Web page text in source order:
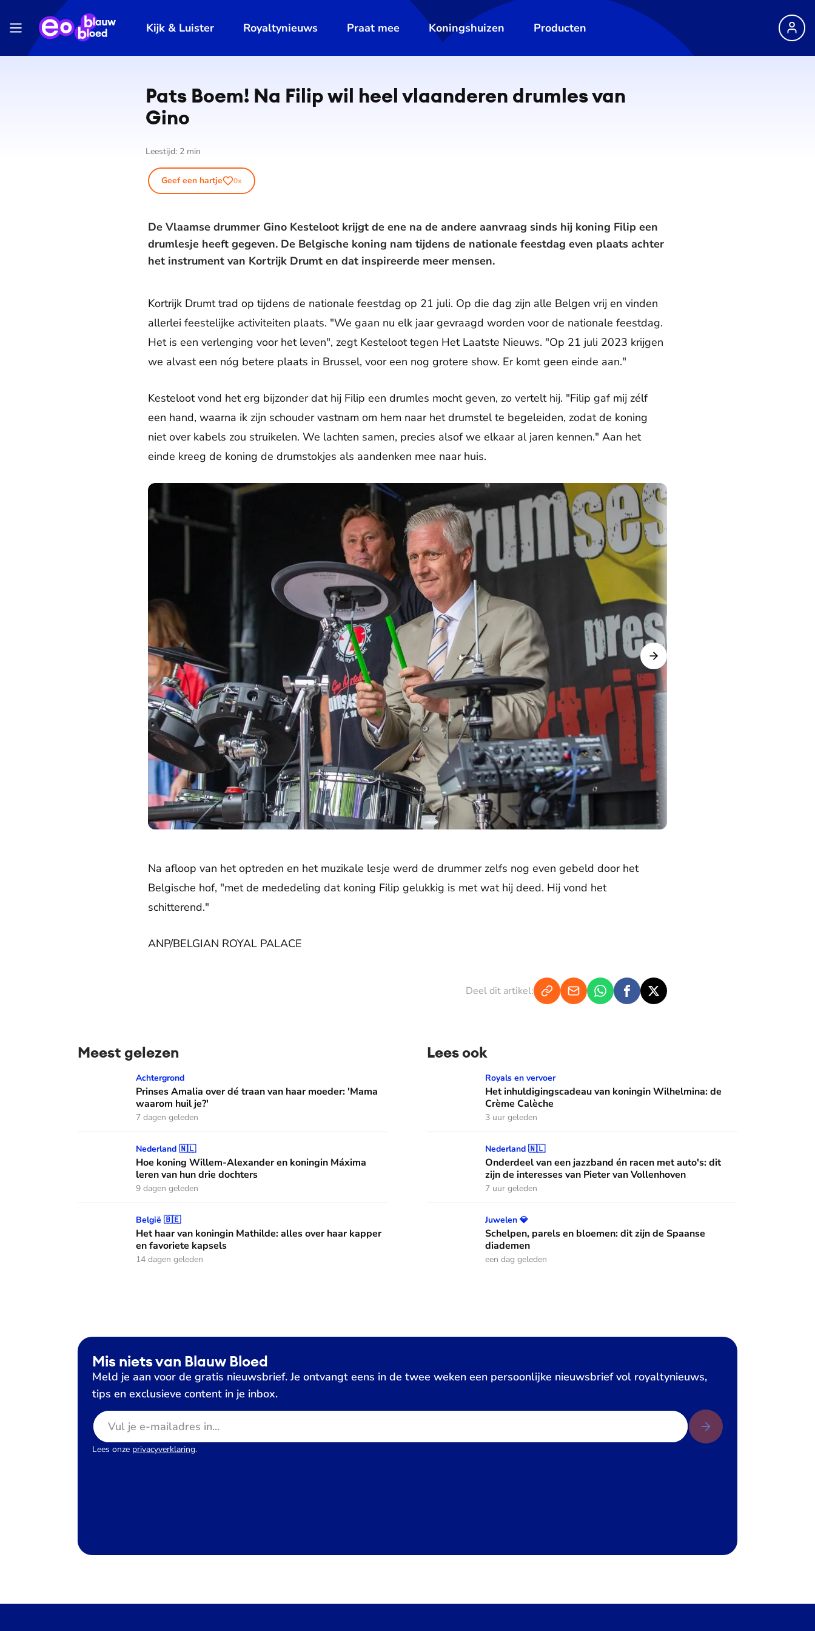
Kijk & Luister Royaltynieuws Praat mee Koningshuizen Producten
Pats Boem! Na Filip wil heel vlaanderen drumles van
Gino
Leestijd: 2 min
Geef een hartje 0x
De Vlaamse drummer Gino Kesteloot krijgt de ene na de andere aanvraag sinds hij koning Filip een
drumlesje heeft gegeven. De Belgische koning nam tijdens de nationale feestdag even plaats achter
het instrument van Kortrijk Drumt en dat inspireerde meer mensen.
Kortrijk Drumt trad op tijdens de nationale feestdag op 21 juli. Op die dag zijn alle Belgen vrij en vinden
allerlei feestelijke activiteiten plaats. "We gaan nu elk jaar gevraagd worden voor de nationale feestdag.
Het is een verlenging voor het leven", zegt Kesteloot tegen Het Laatste Nieuws. "Op 21 juli 2023 krijgen
we alvast een nóg betere plaats in Brussel, voor een nog grotere show. Er komt geen einde aan."
Kesteloot vond het erg bijzonder dat hij Filip een drumles mocht geven, zo vertelt hij. "Filip gaf mij zélf
een hand, waarna ik zijn schouder vastnam om hem naar het drumstel te begeleiden, zodat de koning
niet over kabels zou struikelen. We lachten samen, precies alsof we elkaar al jaren kennen." Aan het
einde kreeg de koning de drumstokjes als aandenken mee naar huis.
Na afloop van het optreden en het muzikale lesje werd de drummer zelfs nog even gebeld door het
Belgische hof, "met de mededeling dat koning Filip gelukkig is met wat hij deed. Hij vond het
schitterend."
ANP/BELGIAN ROYAL PALACE
Deel dit artikel:
Meest gelezen
Prinses Amalia over dé traan van haar moeder: 'Mama waarom huil je?'
Achtergrond
Prinses Amalia over dé traan van haar moeder: 'Mama
waarom huil je?'
7 dagen geleden
Hoe koning Willem-Alexander en koningin Máxima leren van hun drie dochters
Nederland 🇳🇱
Hoe koning Willem-Alexander en koningin Máxima
leren van hun drie dochters
9 dagen geleden
Het haar van koningin Mathilde: alles over haar kapper en favoriete kapsels
België 🇧🇪
Het haar van koningin Mathilde: alles over haar kapper
en favoriete kapsels
14 dagen geleden
Lees ook
Het inhuldigingscadeau van koningin Wilhelmina: de Crème Calèche
Royals en vervoer
Het inhuldigingscadeau van koningin Wilhelmina: de
Crème Calèche
3 uur geleden
Onderdeel van een jazzband én racen met auto's: dit zijn de interesses van Pieter van
Nederland 🇳🇱
Onderdeel van een jazzband én racen met auto's: dit
zijn de interesses van Pieter van Vollenhoven
7 uur geleden
Schelpen, parels en bloemen: dit zijn de Spaanse diademen
Juwelen 💎
Schelpen, parels en bloemen: dit zijn de Spaanse
diademen
een dag geleden
Mis niets van Blauw Bloed
Meld je aan voor de gratis nieuwsbrief. Je ontvangt eens in de twee weken een persoonlijke nieuwsbrief vol royaltynieuws,
tips en exclusieve content in je inbox.
E-mailadres
Lees onze privacyverklaring.